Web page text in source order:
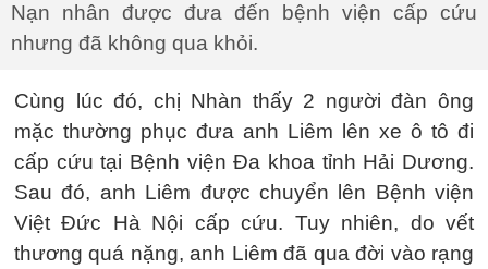
Nạn nhân được đưa đến bệnh viện cấp cứu
nhưng đã không qua khỏi.
Cùng lúc đó, chị Nhàn thấy 2 người đàn ông
mặc thường phục đưa anh Liêm lên xe ô tô đi
cấp cứu tại Bệnh viện Đa khoa tỉnh Hải Dương.
Sau đó, anh Liêm được chuyển lên Bệnh viện
Việt Đức Hà Nội cấp cứu. Tuy nhiên, do vết
thương quá nặng, anh Liêm đã qua đời vào rạng